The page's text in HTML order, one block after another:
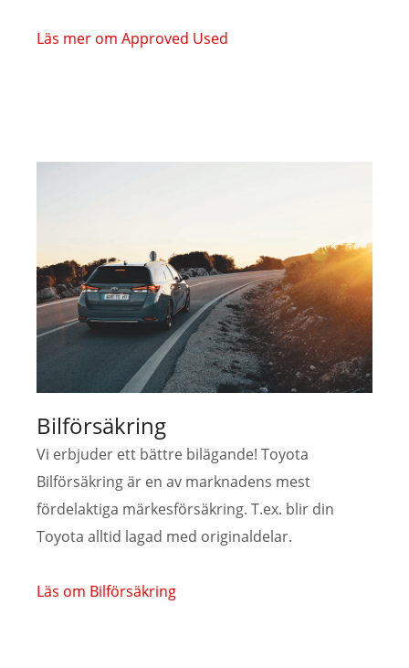
Läs mer om Approved Used
Bilförsäkring
Vi erbjuder ett bättre bilägande! Toyota
Bilförsäkring är en av marknadens mest
fördelaktiga märkesförsäkring. T.ex. blir din
Toyota alltid lagad med originaldelar.
Läs om Bilförsäkring